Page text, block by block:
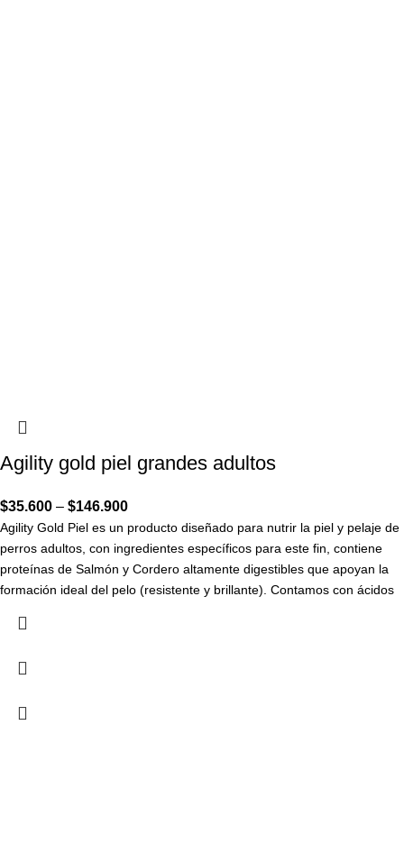
Agility gold piel grandes adultos
$35.600 – $146.900
Agility Gold Piel es un producto diseñado para nutrir la piel y pelaje de
perros adultos, con ingredientes específicos para este fin, contiene
proteínas de Salmón y Cordero altamente digestibles que apoyan la
formación ideal del pelo (resistente y brillante). Contamos con ácidos
hidratada y elástica la cual favorece la salud integral de la misma, con
fortalecimiento del sistema inmunológico, así como con la adición de